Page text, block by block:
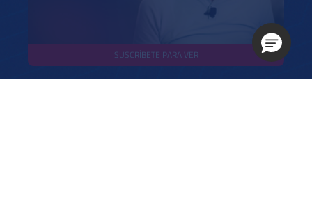
SUSCRÍBETE PARA VER